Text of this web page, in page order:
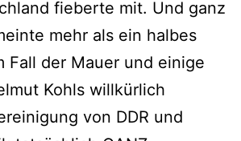
fieberte mit. Und ganz
mehr als ein halbes
Fall der Mauer und einige
Kohls willkürlich
von DDR und